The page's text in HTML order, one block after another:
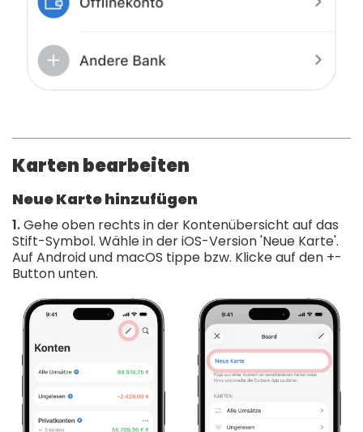
Karten bearbeiten
Neue Karte hinzufügen
1.Gehe oben rechts in der Kontenübersicht auf das
Stift-Symbol. Wähle in der iOS-Version 'Neue Karte'.
Auf Android und macOS tippe bzw. Klicke auf den +-
Button unten.